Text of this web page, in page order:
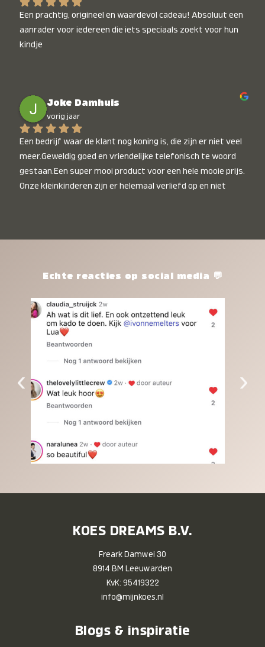
Een prachtig, origineel en waardevol cadeau! Absoluut een
aanrader voor iedereen die iets speciaals zoekt voor hun
kindje
Joke Damhuis
vorig jaar
Een bedrijf waar de klant nog koning is, die zijn er niet veel
meer.Geweldig goed en vriendelijke telefonisch te woord
gestaan.Een super mooi product voor een hele mooie prijs.
Onze kleinkinderen zijn er helemaal verliefd op en niet
het waard.Echte reacties op social media 💬
‹ ›
KOES DREAMS B.V.
Freark Damwei 30
8914 BM Leeuwarden
KvK: 95419322
info@mijnkoes.nl
Blogs & inspiratie